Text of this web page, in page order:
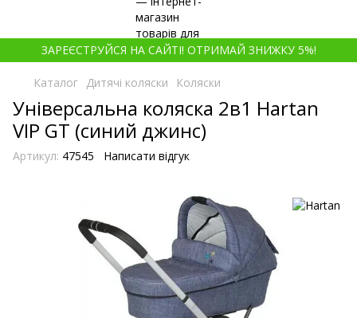
ЗАРЕЄСТРУЙСЯ НА САЙТІ! ОТРИМАЙ ЗНИЖКУ 5%!
Каталог Дитячі коляски Коляски
Універсальна коляска 2в1 Hartan
VIP GT (синий джинс)
Артикул: 47545 Написати відгук